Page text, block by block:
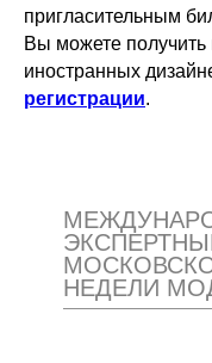
пригласительным
Вы можете получить
иностранных
регистрации.
НЕДЕЛИ